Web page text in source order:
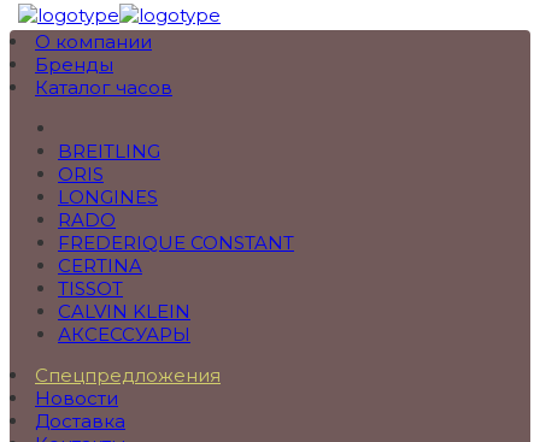
О компании
Бренды
Каталог часов
BREITLING
ORIS
LONGINES
RADO
FREDERIQUE CONSTANT
CERTINA
TISSOT
CALVIN KLEIN
АКСЕССУАРЫ
Спецпредложения
Новости
Доставка